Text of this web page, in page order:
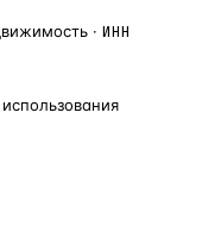
· ИНН